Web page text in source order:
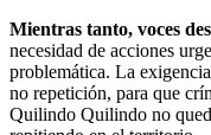
Mientras tanto, voces
necesidad de acciones
problemática. La
no repetición, para que
Quilindo Quilindo no